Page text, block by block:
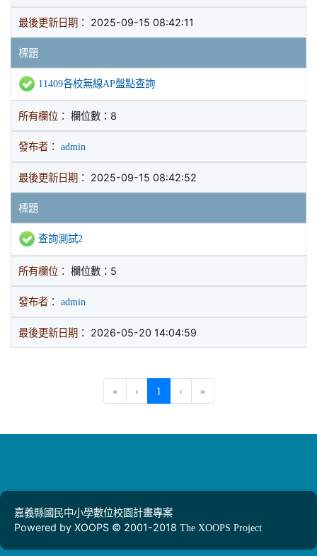
最後更新日期： 2025-09-15 08:42:11
標題
11409各校無線AP盤點查詢
所有欄位： 欄位數：8
發布者： admin
最後更新日期： 2025-09-15 08:42:52
標題
查詢測試2
所有欄位： 欄位數：5
發布者： admin
最後更新日期： 2026-05-20 14:04:59
« ‹ 1 (current)
› »
嘉義縣國民中小學數位校園計畫專案
Powered by XOOPS © 2001-2018 The XOOPS Project